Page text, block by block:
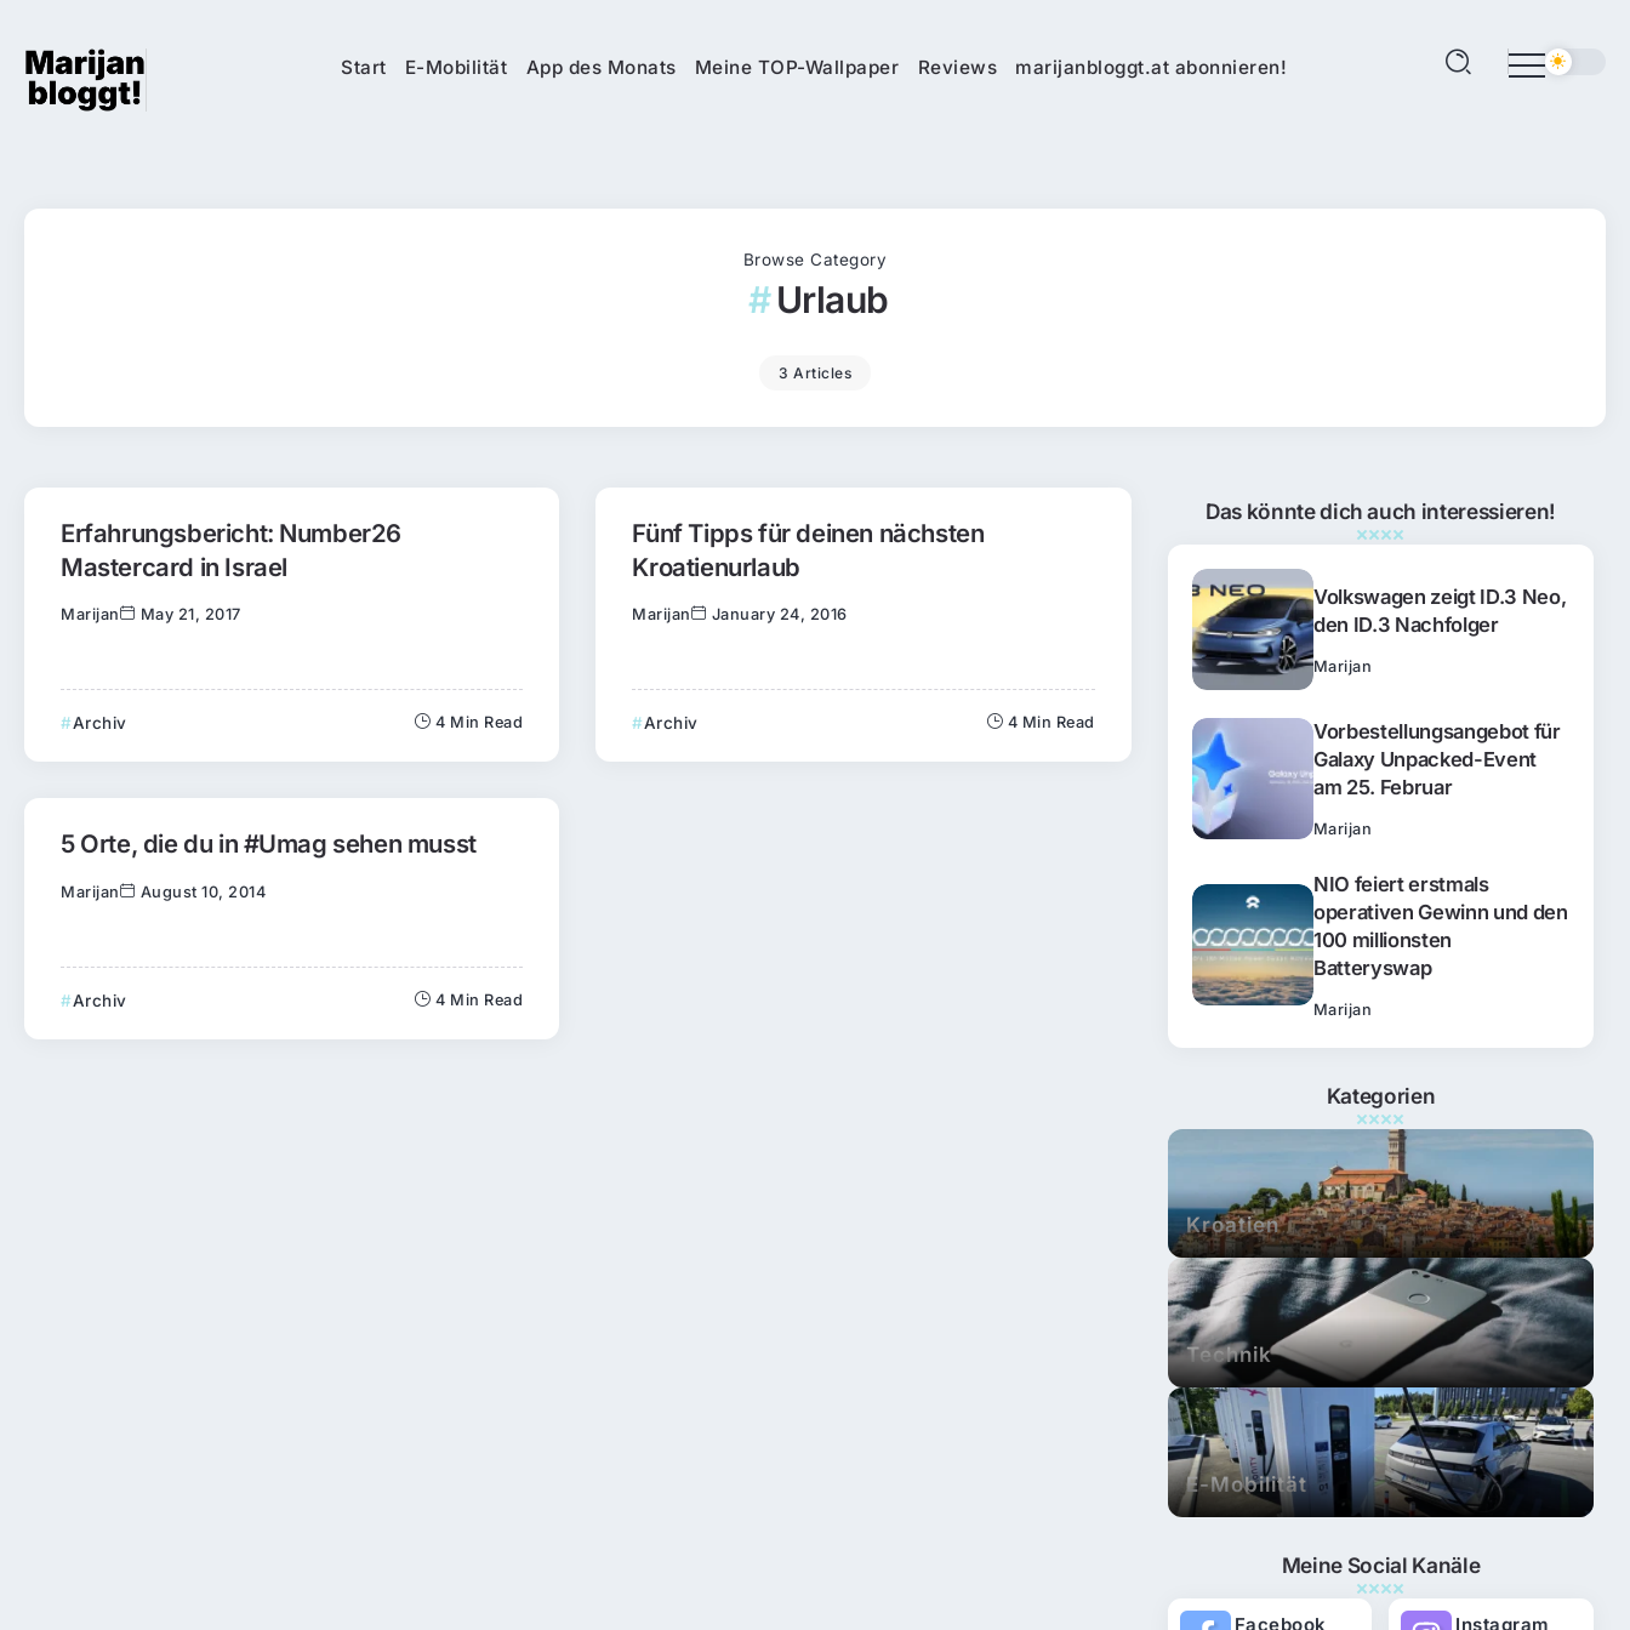
Start E-Mobilität App des Monats Meine TOP-Wallpaper Reviews marijanbloggt.at abonnieren!
Browse Category
Urlaub
3 Articles
Erfahrungsbericht: Number26
Mastercard in Israel
Marijan May 21, 2017
Archiv 4 Min Read
Fünf Tipps für deinen nächsten
Kroatienurlaub
Marijan January 24, 2016
Archiv 4 Min Read
5 Orte, die du in #Umag sehen musst
Marijan August 10, 2014
Archiv 4 Min Read
Das könnte dich auch interessieren!
Volkswagen zeigt ID.3 Neo,
den ID.3 Nachfolger
Marijan
Vorbestellungsangebot für
Galaxy Unpacked-Event
am 25. Februar
Marijan
NIO feiert erstmals
operativen Gewinn und den
100 millionsten
Batteryswap
Marijan
Kategorien
Kroatien
Technik
E-Mobilität
Meine Social Kanäle
Facebook Instagram